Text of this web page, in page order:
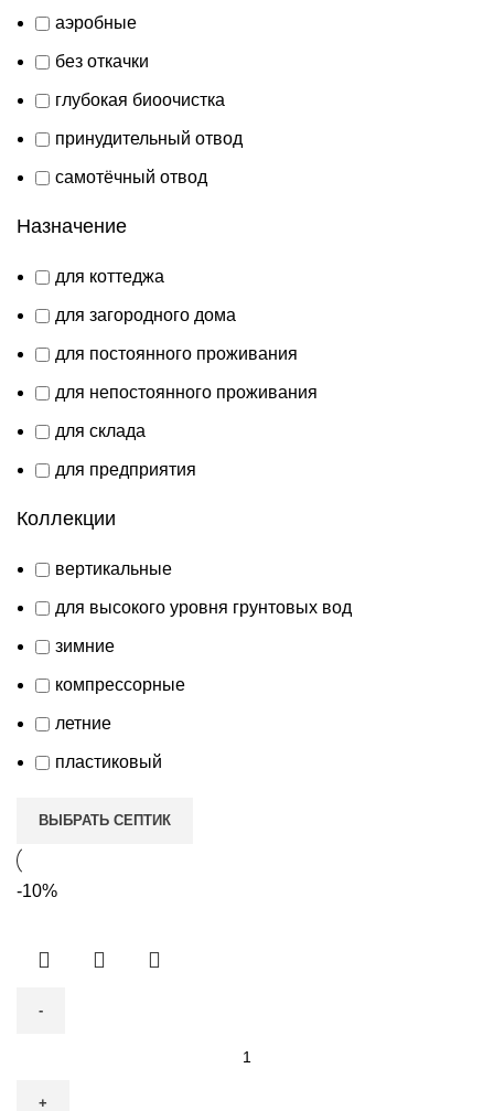
аэробные
без откачки
глубокая биоочистка
принудительный отвод
самотёчный отвод
Назначение
для коттеджа
для загородного дома
для постоянного проживания
для непостоянного проживания
для склада
для предприятия
Коллекции
вертикальные
для высокого уровня грунтовых вод
зимние
компрессорные
летние
пластиковый
ВЫБРАТЬ СЕПТИК
-10%
Септик